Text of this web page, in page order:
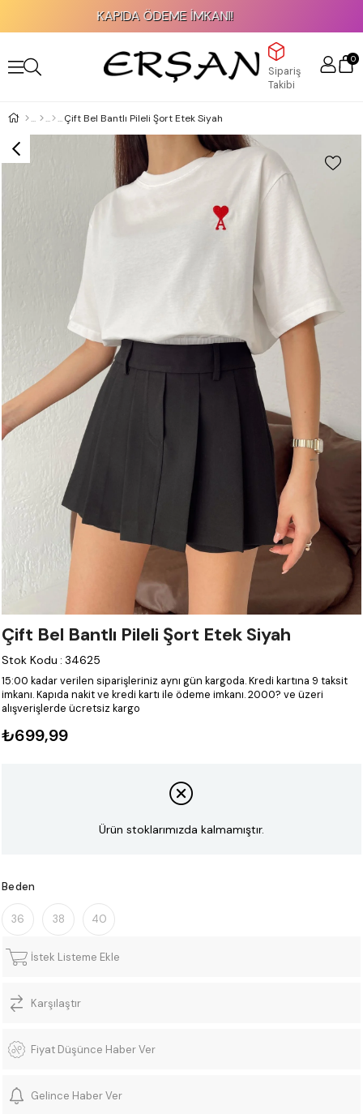
KAPIDA ÖDEME İMKANI!
Sipariş
Takibi
0
Çift Bel Bantlı Pileli Şort Etek Siyah
Çift Bel Bantlı Pileli Şort Etek Siyah
Stok Kodu : 34625
15:00 kadar verilen siparişleriniz aynı gün kargoda.Kredi kartına 9 taksit
imkanı.Kapıda nakit ve kredi kartı ile ödeme imkanı.2000? ve üzeri
alışverişlerde ücretsiz kargo
₺699,99
Ürün stoklarımızda kalmamıştır.
Beden
36 38 40
İstek Listeme Ekle
Karşılaştır
Fiyat Düşünce Haber Ver
Gelince Haber Ver